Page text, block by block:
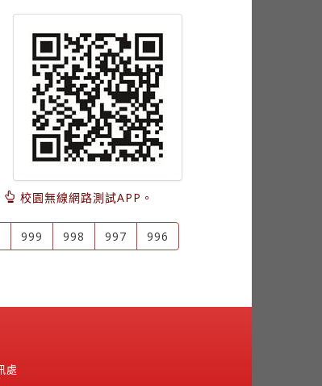
校園無線網路測試APP。
999 998 997 996
處